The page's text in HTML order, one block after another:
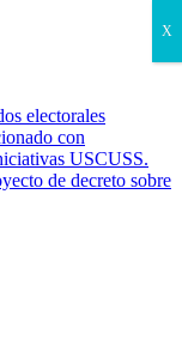
electorales
con
USCUSS.
de decreto sobre
X